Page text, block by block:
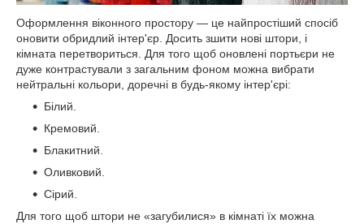
Оформлення віконного простору — це найпростіший спосіб
оновити обридлий інтер'єр. Досить зшити нові штори, і
кімната перетвориться. Для того щоб оновлені портьєри не
дуже контрастували з загальним фоном можна вибрати
нейтральні кольори, доречні в будь-якому інтер'єрі:
Білий.
Кремовий.
Блакитний.
Оливковий.
Сірий.
Для того щоб штори не «загубилися» в кімнаті їх можна